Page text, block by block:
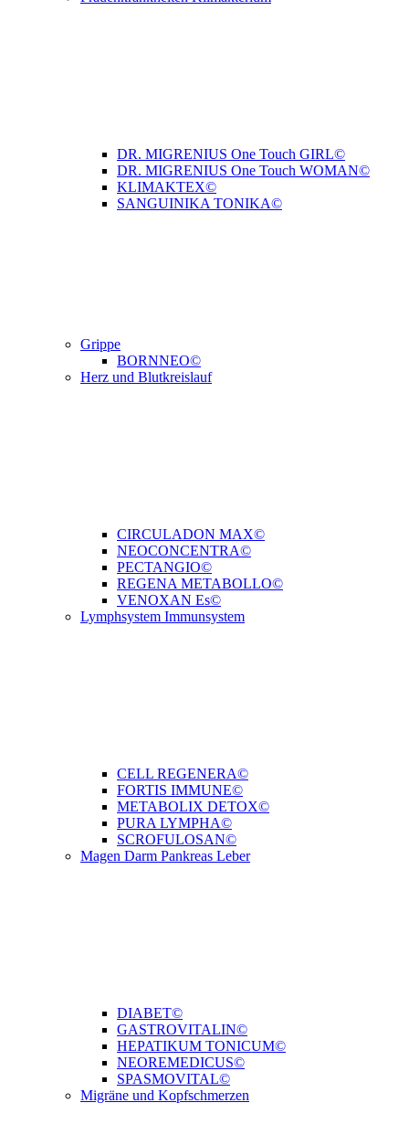
DR. MIGRENIUS One Touch GIRL©
DR. MIGRENIUS One Touch WOMAN©
KLIMAKTEX©
SANGUINIKA TONIKA©
Grippe
BORNNEO©
Herz und Blutkreislauf
CIRCULADON MAX©
NEOCONCENTRA©
PECTANGIO©
REGENA METABOLLO©
VENOXAN Es©
Lymphsystem Immunsystem
CELL REGENERA©
FORTIS IMMUNE©
METABOLIX DETOX©
PURA LYMPHA©
SCROFULOSAN©
Magen Darm Pankreas Leber
DIABET©
GASTROVITALIN©
HEPATIKUM TONICUM©
NEOREMEDICUS©
SPASMOVITAL©
Migräne und Kopfschmerzen